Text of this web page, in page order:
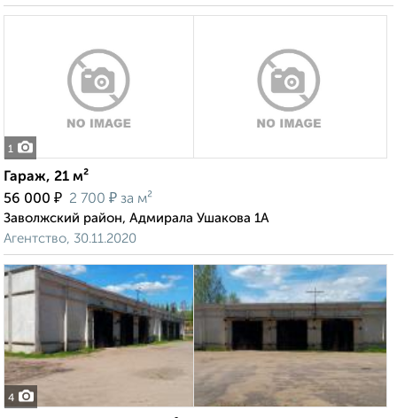
1
Гараж, 21 м²
56 000 ₽ 2 700 ₽ за м²
Заволжский район, Адмирала Ушакова 1А
Агентство, 30.11.2020
4